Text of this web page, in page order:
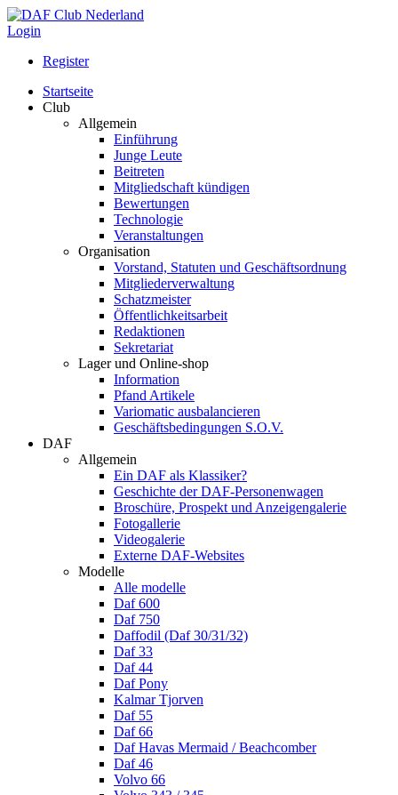
Login
Register
Startseite
Club
Allgemein
Einführung
Junge Leute
Beitreten
Mitgliedschaft kündigen
Bewertungen
Technologie
Veranstaltungen
Organisation
Vorstand, Statuten und Geschäftsordnung
Mitgliederverwaltung
Schatzmeister
Öffentlichkeitsarbeit
Redaktionen
Sekretariat
Lager und Online-shop
Information
Pfand Artikele
Variomatic ausbalancieren
Geschäftsbedingungen S.O.V.
DAF
Allgemein
Ein DAF als Klassiker?
Geschichte der DAF-Personenwagen
Broschüre, Prospekt und Anzeigengalerie
Fotogallerie
Videogalerie
Externe DAF-Websites
Modelle
Alle modelle
Daf 600
Daf 750
Daffodil (Daf 30/31/32)
Daf 33
Daf 44
Daf Pony
Kalmar Tjorven
Daf 55
Daf 66
Daf Havas Mermaid / Beachcomber
Daf 46
Volvo 66